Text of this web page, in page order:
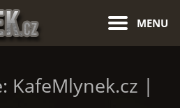
MENU
KafeMlynek.cz |